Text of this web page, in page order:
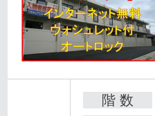
階 数